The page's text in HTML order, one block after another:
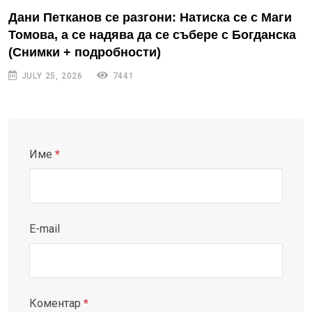
Дани Петканов се разгони: Натиска се с Маги
Томова, а се надява да се събере с Богданска
(Снимки + подробности)
JULY 25, 2026 7441
Име *
E-mail
Коментар *